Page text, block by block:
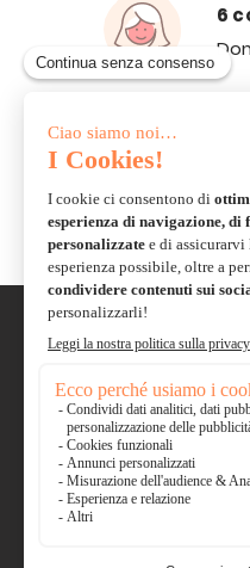
6
MAIL
Scambiate
condividete
creazioni
Pagamento